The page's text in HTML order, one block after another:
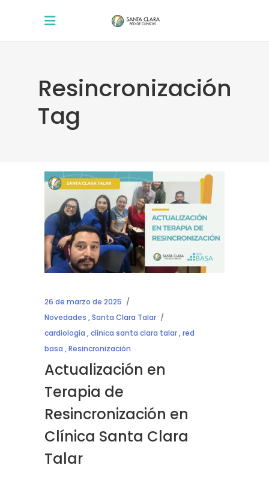
Resincronización
Tag
26 de marzo de 2025
Novedades ,Santa Clara Talar
cardiología ,clínica santa clara talar,red
basa ,Resincronización
Actualización en
Terapia de
Resincronización en
Clínica Santa Clara
Talar